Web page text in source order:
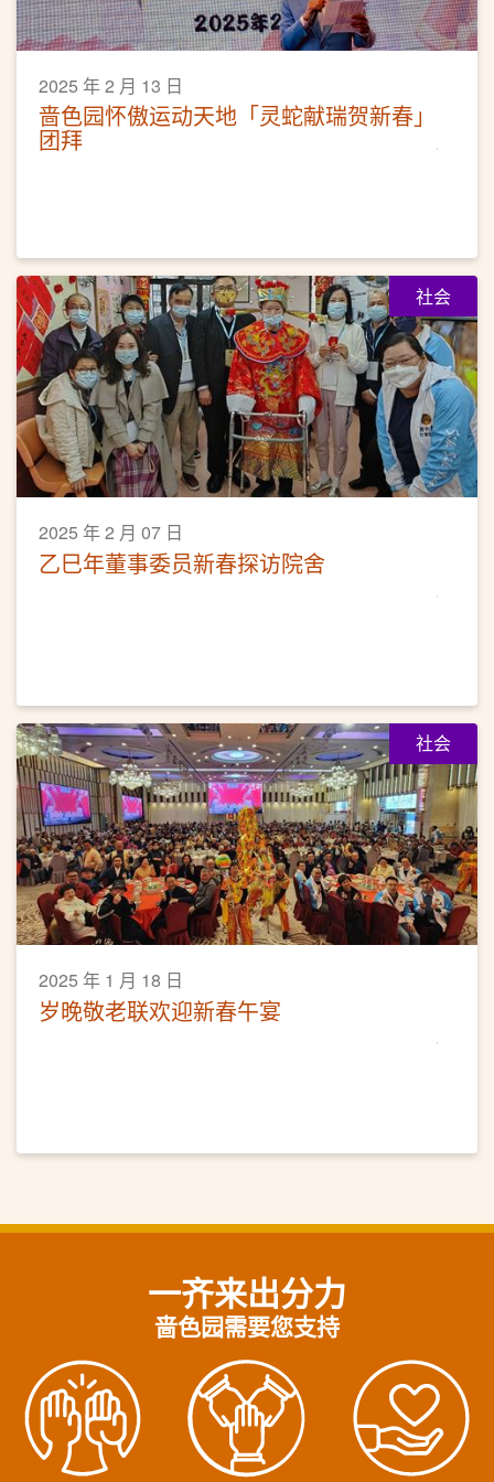
2025 年 2 月 13 日
啬色园怀傲运动天地「灵蛇献瑞贺新春」
团拜
社会
2025 年 2 月 07 日
乙巳年董事委员新春探访院舍
社会
2025 年 1 月 18 日
岁晚敬老联欢迎新春午宴
一齐来出分力
啬色园需要您支持